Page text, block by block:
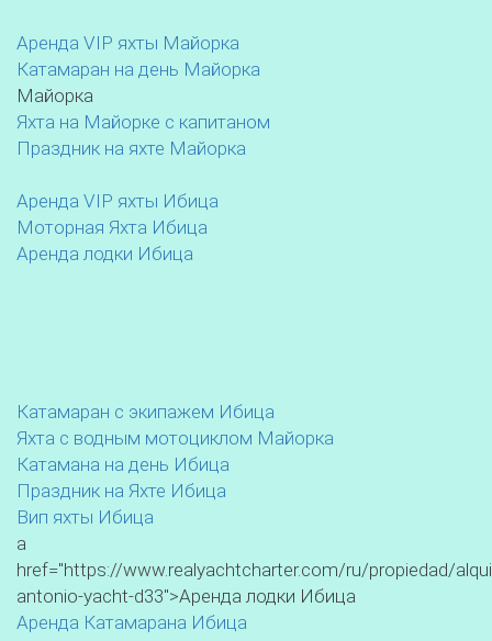
Аренда VIP яхты Майорка
Катамаран на день Майорка
Майорка
Яхта на Майорке с капитаном
Праздник на яхте Майорка
Аренда VIP яхты Ибица
Моторная Яхта Ибица
Аренда лодки Ибица
Катамаран с экипажем Ибица
Яхта с водным мотоциклом Майорка
Катамана на день Ибица
Праздник на Яхте Ибица
Вип яхты Ибица
a
href="https://www.realyachtcharter.com/ru/propiedad/
antonio-yacht-d33">Аренда лодки Ибица
Аренда Катамарана Ибица